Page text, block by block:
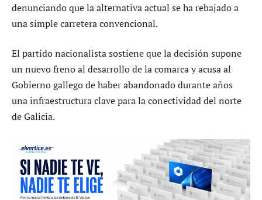
denunciando que la alternativa actual se ha rebajado a
una simple carretera convencional.
El partido nacionalista sostiene que la decisión supone
un nuevo freno al desarrollo de la comarca y acusa al
Gobierno gallego de haber abandonado durante años
una infraestructura clave para la conectividad del norte
de Galicia.